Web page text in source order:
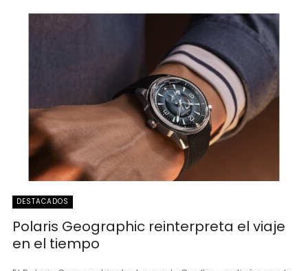
DESTACADOS
Polaris Geographic reinterpreta el viaje
en el tiempo